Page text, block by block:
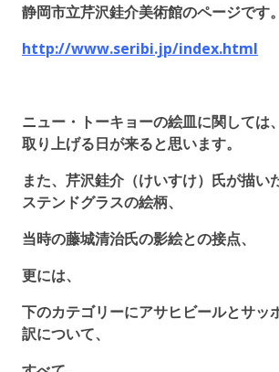
静岡市立芹沢銈介美術館のページです。
http://www.seribi.jp/index.html
ニュー・トーキョーの絵皿に関しては
取り上げる日が来ると思います。
また、芹沢銈介（けいすけ）氏が描い
ステンドグラスの絵柄、
当時の藤城清治氏の影絵との接点、
更には、
下のカテゴリーにアサヒビールとサッ
訳について、